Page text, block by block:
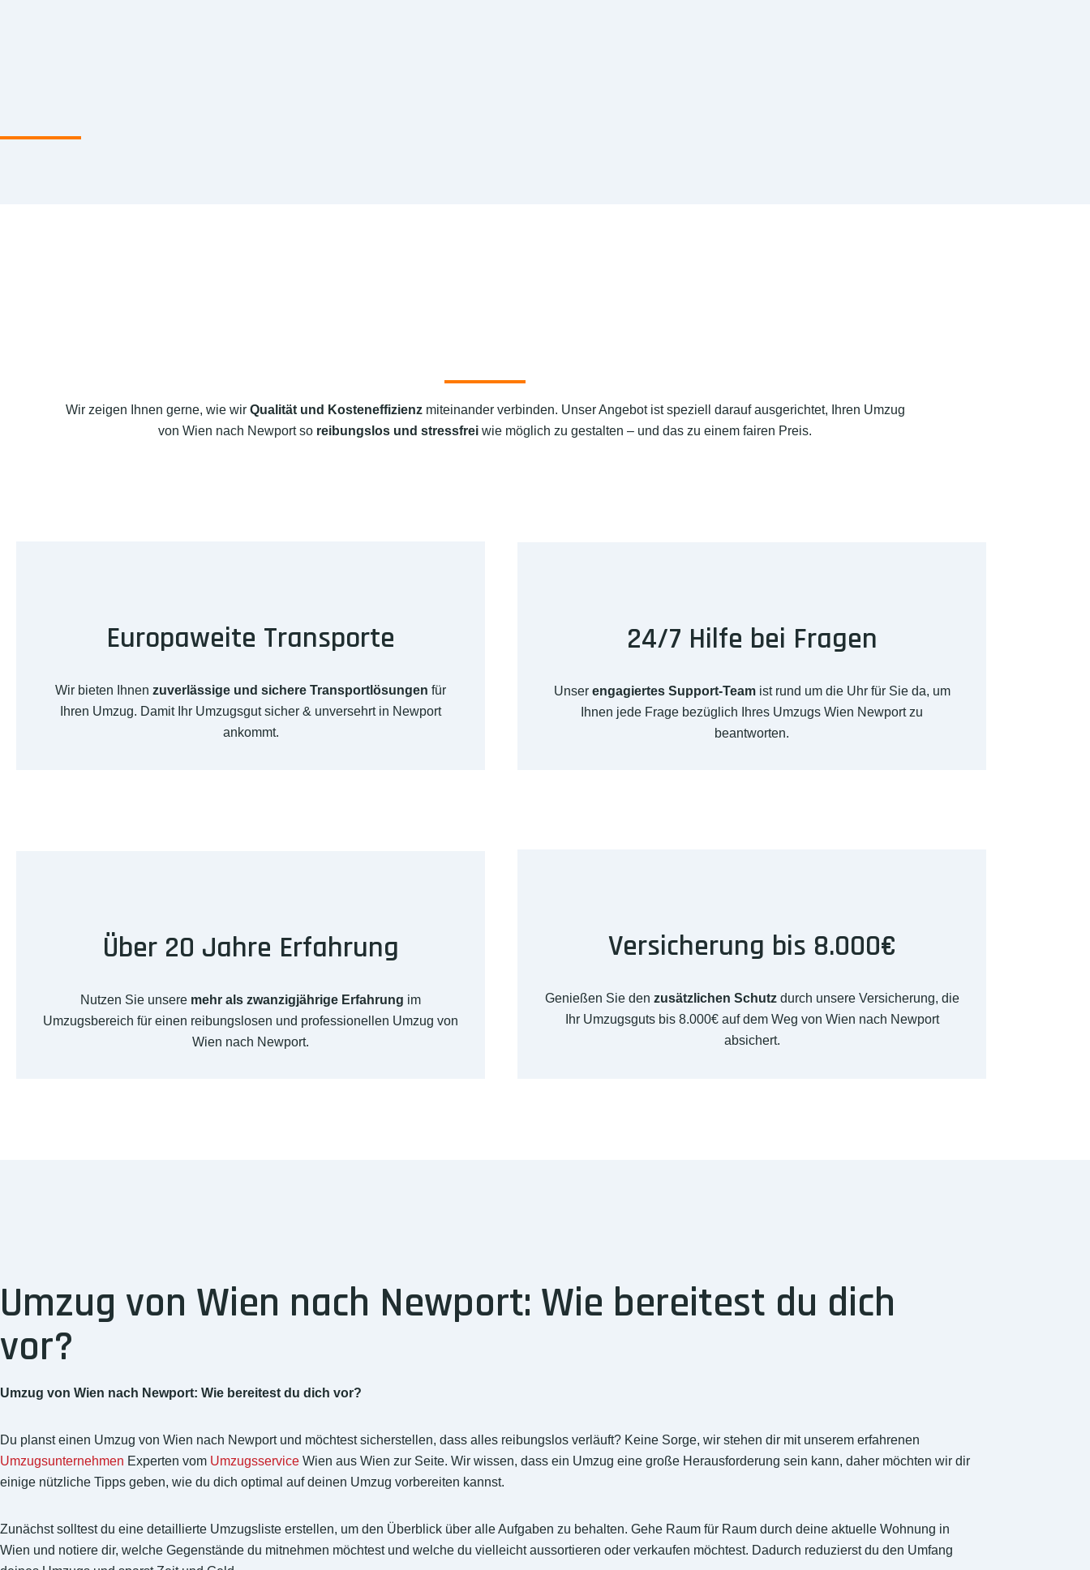
Wir zeigen Ihnen gerne, wie wir Qualität und Kosteneffizienzmiteinander verbinden. Unser Angebot ist speziell darauf ausgerichtet, Ihren Umzug
von Wien nach Newport so reibungslos und stressfrei wie möglich zu gestalten – und das zu einem fairen Preis.
Europaweite Transporte
Wir bieten Ihnen zuverlässige und sichere Transportlösungen für
Ihren Umzug. Damit Ihr Umzugsgut sicher & unversehrt in Newport
ankommt.
24/7 Hilfe bei Fragen
Unser engagiertes Support-Teamist rund um die Uhr für Sie da, um
Ihnen jede Frage bezüglich Ihres Umzugs Wien Newport zu
beantworten.
Über 20 Jahre Erfahrung
Nutzen Sie unsere mehr als zwanzigjährige Erfahrung im
Umzugsbereich für einen reibungslosen und professionellen Umzug von
Wien nach Newport.
Versicherung bis 8.000€
Genießen Sie den zusätzlichen Schutzdurch unsere Versicherung, die
Ihr Umzugsguts bis 8.000€ auf dem Weg von Wien nach Newport
absichert.
Umzug von Wien nach Newport: Wie bereitest du dich
vor?
Umzug von Wien nach Newport: Wie bereitest du dich vor?
Du planst einen Umzug von Wien nach Newport und möchtest sicherstellen, dass alles reibungslos verläuft? Keine Sorge, wir stehen dir mit unserem erfahrenen
Umzugsunternehmen Experten vom Umzugsservice Wien aus Wien zur Seite. Wir wissen, dass ein Umzug eine große Herausforderung sein kann, daher möchten wir dir
einige nützliche Tipps geben, wie du dich optimal auf deinen Umzug vorbereiten kannst.
Zunächst solltest du eine detaillierte Umzugsliste erstellen, um den Überblick über alle Aufgaben zu behalten. Gehe Raum für Raum durch deine aktuelle Wohnung in
Wien und notiere dir, welche Gegenstände du mitnehmen möchtest und welche du vielleicht aussortieren oder verkaufen möchtest. Dadurch reduzierst du den Umfang